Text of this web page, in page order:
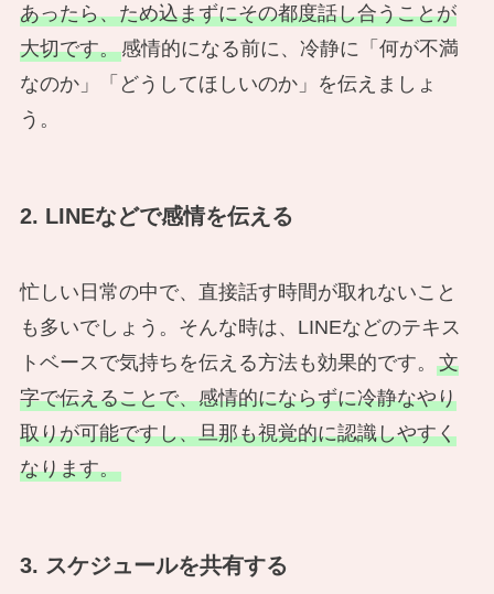
あったら、ため込まずにその都度話し合うことが
大切です。感情的になる前に、冷静に「何が不満
なのか」「どうしてほしいのか」を伝えましょ
う。
2. LINEなどで感情を伝える
忙しい日常の中で、直接話す時間が取れないこと
も多いでしょう。そんな時は、LINEなどのテキス
トベースで気持ちを伝える方法も効果的です。 文
字で伝えることで、感情的にならずに冷静なやり
取りが可能ですし、旦那も視覚的に認識しやすく
なります。
3. スケジュールを共有する